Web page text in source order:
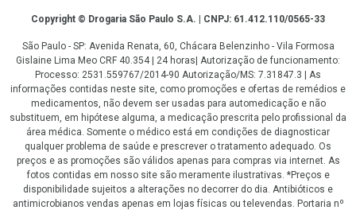
CopyrightCopyright © Drogaria São Paulo S.A. | CNPJ: 61.412.110/0565-33
São Paulo - SP: Avenida Renata, 60, Chácara Belenzinho - Vila Formosa
Gislaine Lima Meo CRF 40.354 | 24 horas| Autorização de funcionamento:
Processo: 2531.559767/2014-90 Autorização/MS: 7.31847.3 | As
informações contidas neste site, como promoções e ofertas de remédios e
medicamentos, não devem ser usadas para automedicação e não
substituem, em hipótese alguma, a medicação prescrita pelo profissional da
área médica. Somente o médico está em condições de diagnosticar
qualquer problema de saúde e prescrever o tratamento adequado. Os
preços e as promoções são válidos apenas para compras via internet. As
fotos contidas em nosso site são meramente ilustrativas. *Preços e
disponibilidade sujeitos a alterações no decorrer do dia. Antibióticos e
antimicrobianos vendas apenas em lojas físicas ou televendas. Portaria nº